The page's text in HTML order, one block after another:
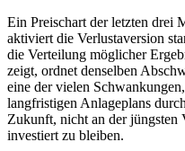
Ein Preischart der letzten drei
aktiviert die Verlustaversion
die Verteilung möglicher
zeigt, ordnet denselben
eine der vielen
langfristigen Anlageplans
Zukunft, nicht an der jüngsten
investiert zu bleiben.